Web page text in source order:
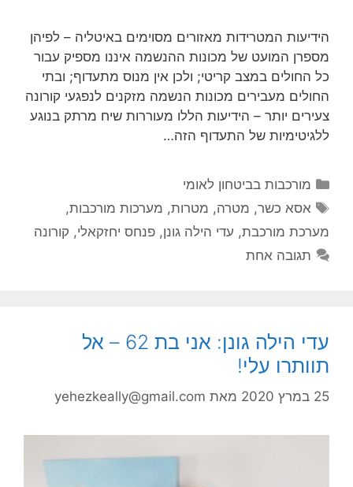
הידיעות המטרידות מאזורים מסוימים באיטליה – לפיהן
מספרן המועט של מכונות ההנשמה איננו מספיק עבור
כל החולים במצב קריטי; ולכן אין מנוס מתעדוף; ובתי
החולים מעבירים מכונות הנשמה מזקנים לנפגעי קורונה
צעירים יותר – הידיעות הללו מעוררות שיח מרתק בנוגע
ללגיטימיות של התעדוף הזה…
קטגוריות
מורכבות בביטחון לאומי
תגיות
אסא כשר, מטרה, מטרות, מערכות מורכבות,
מערכת מורכבת, עדי הילה גונן, פנחס יחזקאלי, קורונה
תגובה אחת
עדי הילה גונן: אני בת 62 – אל
תוותרו עלי!
25 במרץ 2020 מאת yehezkeally@gmail.com